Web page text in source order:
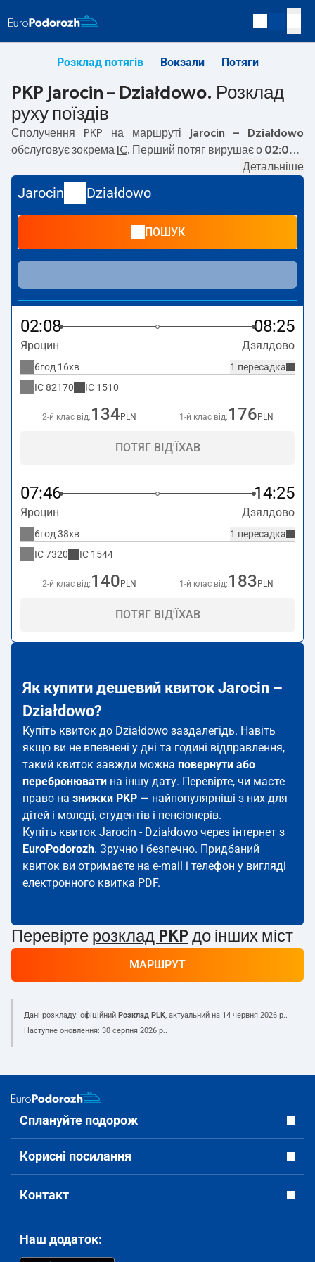
Розклад потягів Вокзали Потяги
PKP Jarocin – Działdowo. Розклад
руху поїздів
Сполучення PKP на маршруті
Jarocin – Działdowo
обслуговує зокрема IC . Перший потяг вирушає о 02:08з
Dworcowa, 63-200
На маршруті
Jarocin– Działdowo
потяги:— пропонують нижчу ціну квитка і зазвичай
станції Działdowo за адресоюMarii Sklodowskiej-Curie
39, Dzialdowo
Детальніше
Jarocin Działdowo
ПОШУК
02:08 08:25
Яроцин Дзялдово
1 пересадка
6год 16хв
IC82170 IC 1510
2-й клас від: 134 PLN 1-й клас від: 176 PLN
ПОТЯГ ВІД'ЇХАВ
07:46 14:25
Яроцин Дзялдово
1 пересадка
6год 38хв
IC7320 IC 1544
2-й клас від: 140 PLN 1-й клас від: 183 PLN
ПОТЯГ ВІД'ЇХАВ
Як купити дешевий квиток Jarocin –
Działdowo?
Купіть квиток до Działdowo заздалегідь. Навіть
якщо ви не впевнені у дні та годині відправлення,
такий квиток завжди можна повернути або
перебронювати на іншу дату. Перевірте, чи маєте
право на знижки PKP — найпопулярніші з них для
дітей і молоді, студентів і пенсіонерів.
Купіть квиток Jarocin - Działdowo через інтернет з
EuroPodorozh. Зручно і безпечно. Придбаний
квиток ви отримаєте на e-mail і телефон у вигляді
електронного квитка PDF.
Перевірте розклад PKP до інших міст
МАРШРУТ
Дані розкладу: офіційний Розклад PLK, актуальний на 14 червня 2026 р..
Наступне оновлення: 30 серпня 2026 р..
Сплануйте подорож
Корисні посилання
Контакт
Наш додаток: